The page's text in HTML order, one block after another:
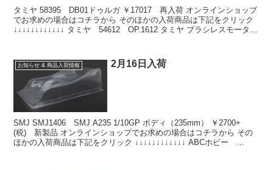
タミヤ 58395 DB01ドゥルガ ￥17017 再入荷 オンラインショップ
でお求めの場合はコチラから そのほかの入荷商品は下記をクリック
↓↓↓↓↓↓↓↓↓↓↓↓ タミヤ 54612 OP.1612 タミヤ ブラシレスモーター
お知らせ & 商品入荷情報 2月16日入荷
SMJ SMJ1406 SMJ A235 1/10GP ボディ（235mm） ￥2700+
(税) 新製品 オンラインショップでお求めの場合はコチラから その
ほかの入荷商品は下記をクリック ↓↓↓↓↓↓↓↓↓↓↓↓ ABCホビー